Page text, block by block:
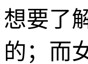
想要了
的；而